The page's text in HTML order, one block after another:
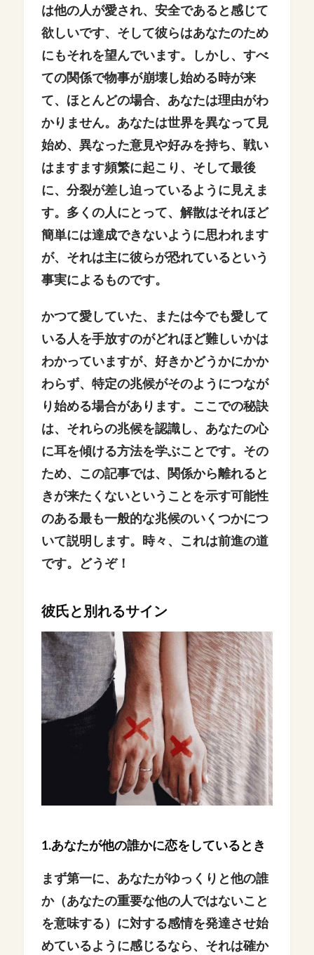
は他の人が愛され、安全であると感じて
欲しいです、そして彼らはあなたのため
にもそれを望んでいます。しかし、すべ
ての関係で物事が崩壊し始める時が来
て、ほとんどの場合、あなたは理由がわ
かりません。あなたは世界を異なって見
始め、異なった意見や好みを持ち、戦い
はますます頻繁に起こり、そして最後
に、分裂が差し迫っているように見えま
す。多くの人にとって、解散はそれほど
簡単には達成できないように思われます
が、それは主に彼らが恐れているという
事実によるものです。
かつて愛していた、または今でも愛して
いる人を手放すのがどれほど難しいかは
わかっていますが、好きかどうかにかか
わらず、特定の兆候がそのようにつなが
り始める場合があります。ここでの秘訣
は、それらの兆候を認識し、あなたの心
に耳を傾ける方法を学ぶことです。その
ため、この記事では、関係から離れると
きが来たくないということを示す可能性
のある最も一般的な兆候のいくつかにつ
いて説明します。時々、これは前進の道
です。どうぞ！
彼氏と別れるサイン
1.あなたが他の誰かに恋をしているとき
まず第一に、あなたがゆっくりと他の誰
か（あなたの重要な他の人ではないこと
を意味する）に対する感情を発達させ始
めているように感じるなら、それは確か